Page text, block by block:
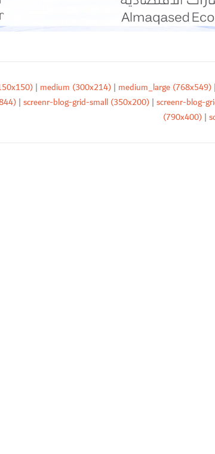
| medium (300x214) | medium_large (768x549) |
| screenr-blog-grid-small (350x200) | screenr-blog-
(790x400) |